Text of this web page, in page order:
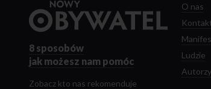
Przejdź
strony
głównej
8 sposobów
jak możesz nam pomóc
Zobacz kto nas rekomenduje
O nas
Ludzie
Autorzy